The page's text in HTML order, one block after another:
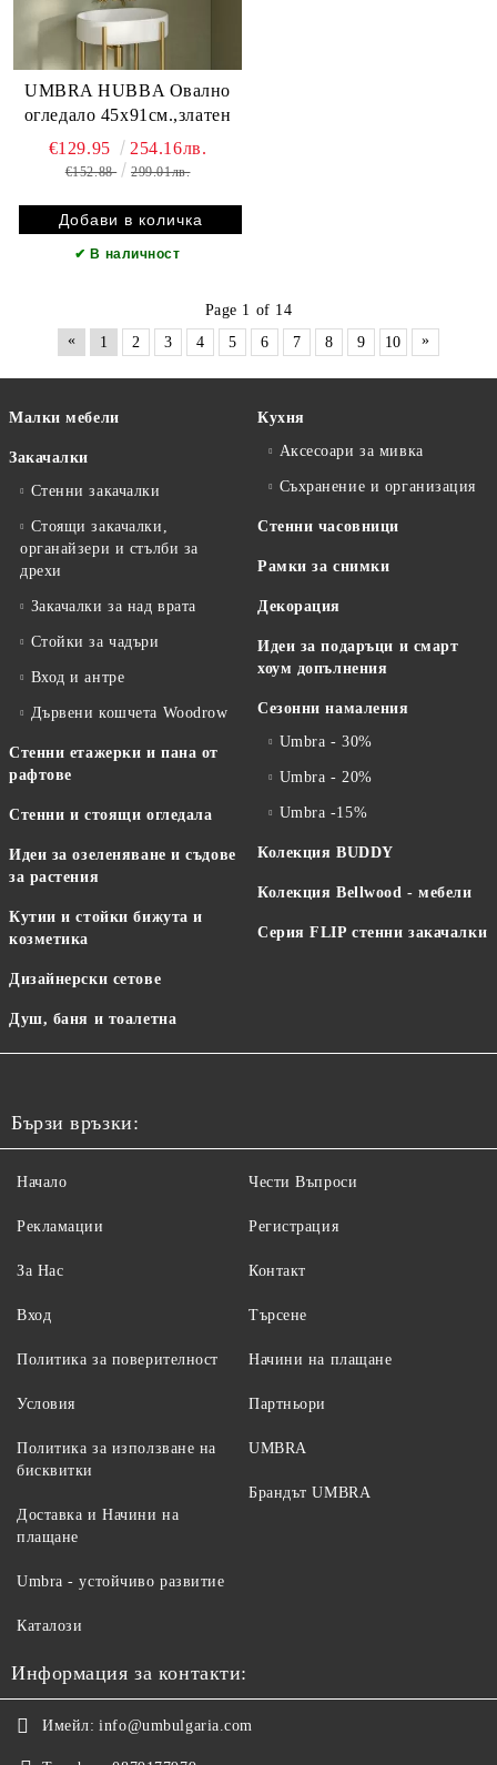
UMBRA HUBBA Овално
огледало 45x91см.,златен
€129.95 254.16лв.
€152.88 299.01лв.
✔ В наличност
Page 1 of 14
«
1 2 3 4 5 6 7 8 9 10 »
Малки мебели
Закачалки
Стенни закачалки
Стоящи закачалки,
органайзери и стълби за
дрехи
Закачалки за над врата
Стойки за чадъри
Вход и антре
Дървени кошчета Woodrow
Стенни етажерки и пана от
рафтове
Стенни и стоящи огледала
Идеи за озеленяване и съдове
за растения
Кутии и стойки бижута и
козметика
Дизайнерски сетове
Душ, баня и тоалетна
Кухня
Аксесоари за мивка
Съхранение и организация
Стенни часовници
Рамки за снимки
Декорация
Идеи за подаръци и смарт
хоум допълнения
Сезонни намаления
Umbra - 30%
Umbra - 20%
Umbra -15%
Колекция BUDDY
Колекция Bellwood - мебели
Серия FLIP стенни закачалки
Бързи връзки:
Начало
Рекламации
За Нас
Вход
Чести Въпроси
Регистрация
Контакт
Търсене
Политика за поверителност
Условия
Политика за използване на
бисквитки
Доставка и Начини на
плащане
Начини на плащане
Партньори
UMBRA
Брандът UMBRA
Umbra - устойчиво развитие
Каталози
Информация за контакти:
Имейл: info@umbulgaria.com